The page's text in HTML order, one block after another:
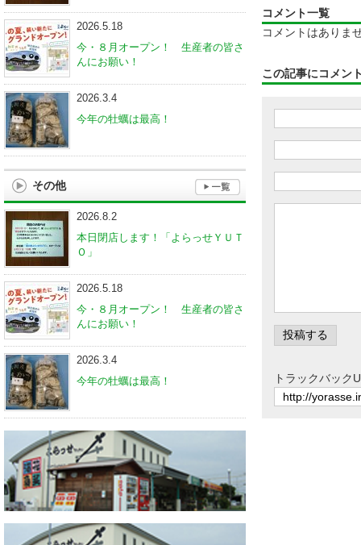
コメント一覧
コメントはありま
この記事にコメン
トラックバック
2026.5.18
今・８月オープン！ 生産者の皆さ
んにお願い！
2026.3.4
今年の牡蠣は最高！
その他
2026.8.2
本日閉店します！「よらっせＹＵＴ
Ｏ」
2026.5.18
今・８月オープン！ 生産者の皆さ
んにお願い！
2026.3.4
今年の牡蠣は最高！